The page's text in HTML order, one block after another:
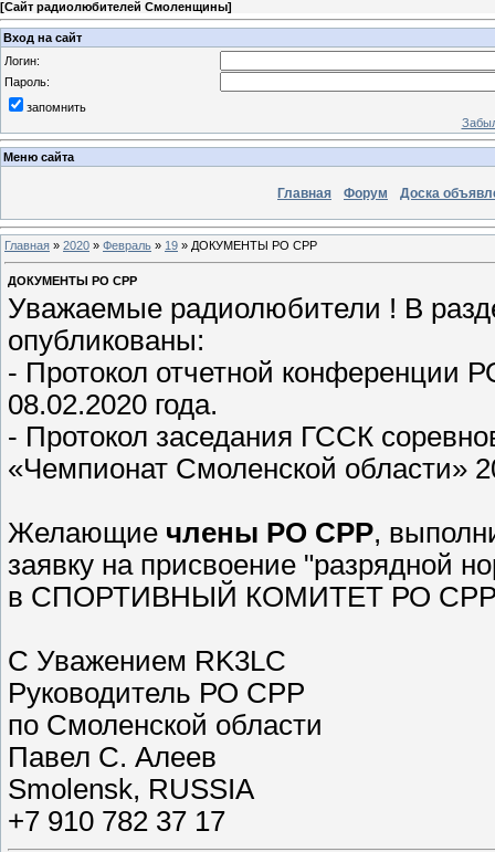
[Сайт радиолюбителей Смоленщины]
Вход на сайт
Логин:
Пароль:
запомнить
Меню сайта
Главная Форум Доска
Главная » 2020 » Февраль » 19 » ДОКУМЕНТЫ РО СРР
ДОКУМЕНТЫ РО СРР
Уважаемые радиолюбители ! В
опубликованы:
- Протокол отчетной конференции
08.02.2020 года.
- Протокол заседания ГССК
«Чемпионат Смоленской области»
Желающие члены РО СРР,
заявку на присвоение "разрядной
в СПОРТИВНЫЙ КОМИТЕТ РО СРР
С Уважением RK3LC
Руководитель РО СРР
по Смоленской области
Павел С. Алеев
Smolensk, RUSSIA
+7 910 782 37 17